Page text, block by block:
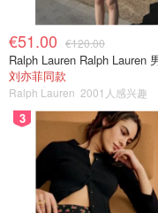
€51.00 €120.00
刘亦菲同款
Ralph Lauren 2001人感兴趣
3